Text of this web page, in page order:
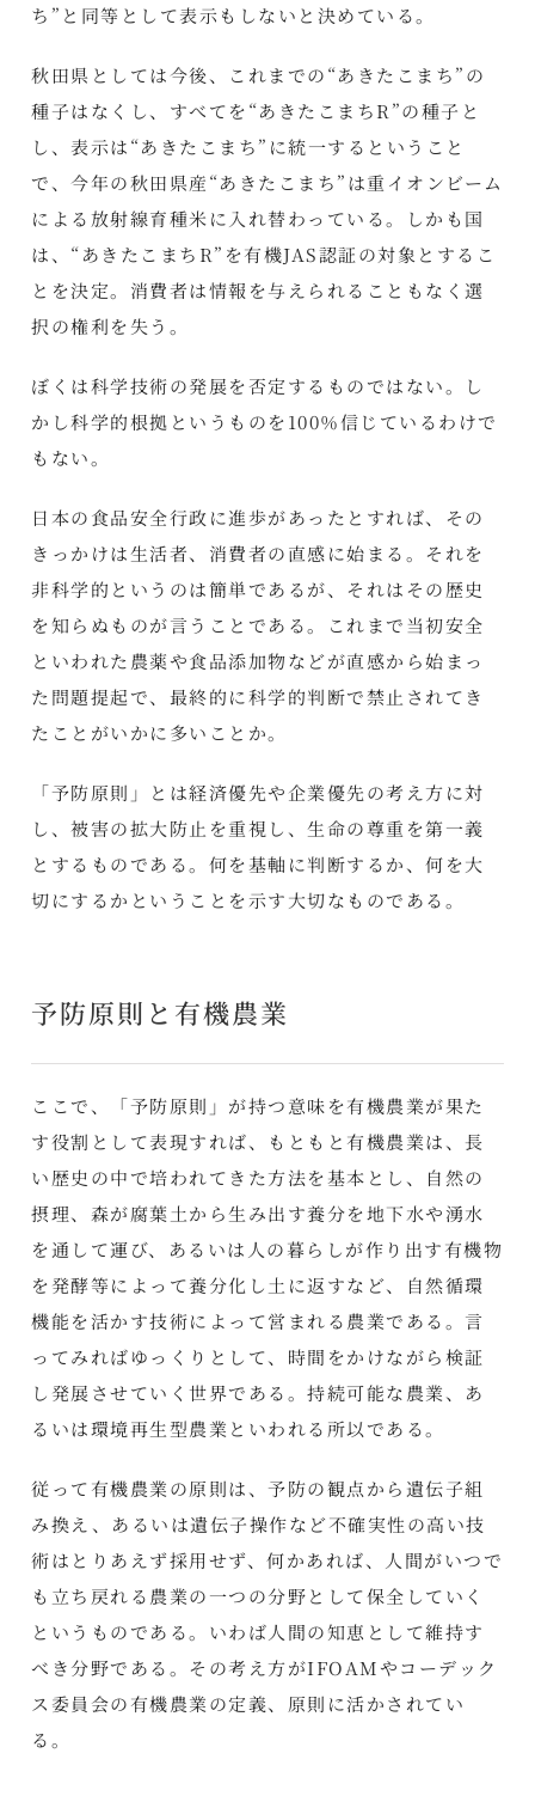
ち”と同等として表示もしないと決めている。
秋田県としては今後、これまでの“あきたこまち”の
種子はなくし、すべてを“あきたこまちR”の種子と
し、表示は“あきたこまち”に統一するということ
で、今年の秋田県産“あきたこまち”は重イオンビーム
による放射線育種米に入れ替わっている。しかも国
は、“あきたこまちR”を有機JAS認証の対象とするこ
とを決定。消費者は情報を与えられることもなく選
択の権利を失う。
ぼくは科学技術の発展を否定するものではない。し
かし科学的根拠というものを100％信じているわけで
もない。
日本の食品安全行政に進歩があったとすれば、その
きっかけは生活者、消費者の直感に始まる。それを
非科学的というのは簡単であるが、それはその歴史
を知らぬものが言うことである。これまで当初安全
といわれた農薬や食品添加物などが直感から始まっ
た問題提起で、最終的に科学的判断で禁止されてき
たことがいかに多いことか。
「予防原則」とは経済優先や企業優先の考え方に対
し、被害の拡大防止を重視し、生命の尊重を第一義
とするものである。何を基軸に判断するか、何を大
切にするかということを示す大切なものである。
予防原則と有機農業
ここで、「予防原則」が持つ意味を有機農業が果た
す役割として表現すれば、もともと有機農業は、長
い歴史の中で培われてきた方法を基本とし、自然の
摂理、森が腐葉土から生み出す養分を地下水や湧水
を通して運び、あるいは人の暮らしが作り出す有機物
を発酵等によって養分化し土に返すなど、自然循環
機能を活かす技術によって営まれる農業である。言
ってみればゆっくりとして、時間をかけながら検証
し発展させていく世界である。持続可能な農業、あ
るいは環境再生型農業といわれる所以である。
従って有機農業の原則は、予防の観点から遺伝子組
み換え、あるいは遺伝子操作など不確実性の高い技
術はとりあえず採用せず、何かあれば、人間がいつで
も立ち戻れる農業の一つの分野として保全していく
というものである。いわば人間の知恵として維持す
べき分野である。その考え方がIFOAMやコーデック
ス委員会の有機農業の定義、原則に活かされてい
る。